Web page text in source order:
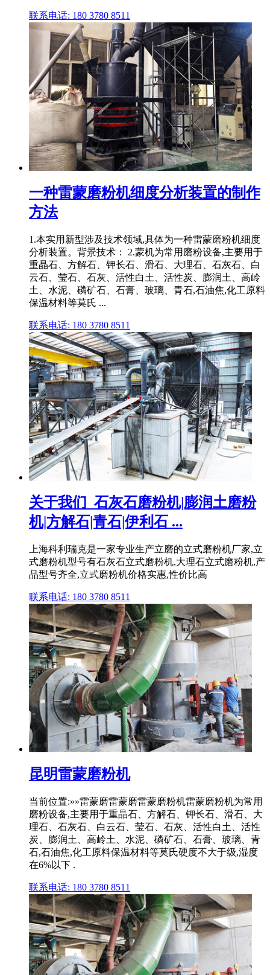
联系电话: 180 3780 8511
一种雷蒙磨粉机细度分析装置的制作
方法
1.本实用新型涉及技术领域,具体为一种雷蒙磨粉机细度
分析装置。背景技术： 2.蒙机为常用磨粉设备,主要用于
重晶石、方解石、钾长石、滑石、大理石、石灰石、白
云石、莹石、石灰、活性白土、活性炭、膨润土、高岭
土、水泥、磷矿石、石膏、玻璃、青石,石油焦,化工原料
保温材料等莫氏 ...
联系电话: 180 3780 8511
关于我们_石灰石磨粉机|膨润土磨粉
机|方解石|青石|伊利石 ...
上海科利瑞克是一家专业生产立磨的立式磨粉机厂家,立
式磨粉机型号有石灰石立式磨粉机,大理石立式磨粉机,产
品型号齐全,立式磨粉机价格实惠,性价比高
联系电话: 180 3780 8511
昆明雷蒙磨粉机
当前位置:»»雷蒙磨雷蒙磨雷蒙磨粉机雷蒙磨粉机为常用
磨粉设备,主要用于重晶石、方解石、钾长石、滑石、大
理石、石灰石、白云石、莹石、石灰、活性白土、活性
炭、膨润土、高岭土、水泥、磷矿石、石膏、玻璃、青
石,石油焦,化工原料保温材料等莫氏硬度不大于级,湿度
在6%以下 .
联系电话: 180 3780 8511